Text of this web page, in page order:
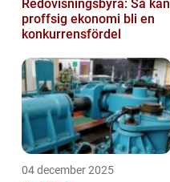
Redovisningsbyrå: Så kan
proffsig ekonomi bli en
konkurrensfördel
04 december 2025